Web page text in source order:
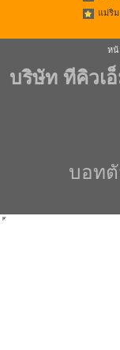
แม่ริม
หน้
บริษัท ทีคิวเ
บอทตั